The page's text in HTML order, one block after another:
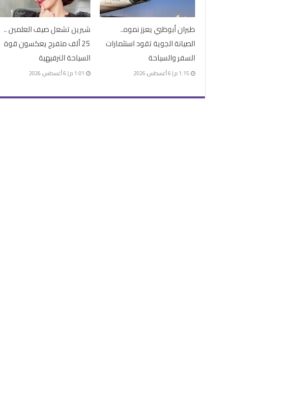
طيران أبوظبي يعزز نموه..
الصيانة الجوية تقود استثمارات
السفر والسياحة
1:15 م | 6 أغسطس، 2026
شيرين تشعل صيف العلمين ..
25 ألف متفرج يعكسون قوة
السياحة الترفيهية
1:01 م | 6 أغسطس، 2026